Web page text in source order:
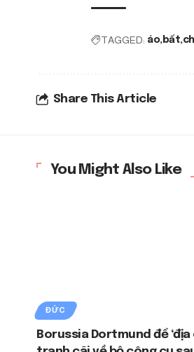
TAGGED: áo bất
Share This Article
You Might Also Like
ĐỨC
Borussia Dortmund để ‘địa